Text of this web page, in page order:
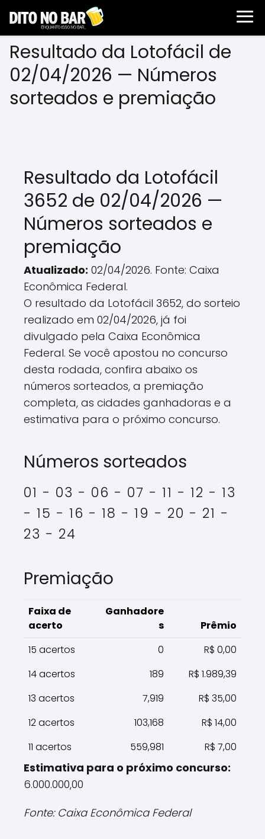
Resultado da Lotofácil de
02/04/2026 — Números
sorteados e premiação
Resultado da Lotofácil
3652 de 02/04/2026 —
Números sorteados e
premiação
Atualizado: 02/04/2026. Fonte: Caixa
Econômica Federal.
O resultado da Lotofácil 3652, do sorteio
realizado em 02/04/2026, já foi
divulgado pela Caixa Econômica
Federal. Se você apostou no concurso
desta rodada, confira abaixo os
números sorteados, a premiação
completa, as cidades ganhadoras e a
estimativa para o próximo concurso.
Números sorteados
01 - 03 - 06 - 07 - 11 - 12 - 13
- 15 - 16 - 18 - 19 - 20 - 21 -
23 - 24
Premiação
Faixa de
acerto
Ganhadore
s
Prêmio
15 acertos
0
R$ 0,00
14 acertos
189
R$ 1.989,39
13 acertos
7,919
R$ 35,00
12 acertos
103,168
R$ 14,00
11 acertos
559,981 R$ 7,00
Estimativa para o próximo concurso:
6.000.000,00
Fonte: Caixa Econômica Federal